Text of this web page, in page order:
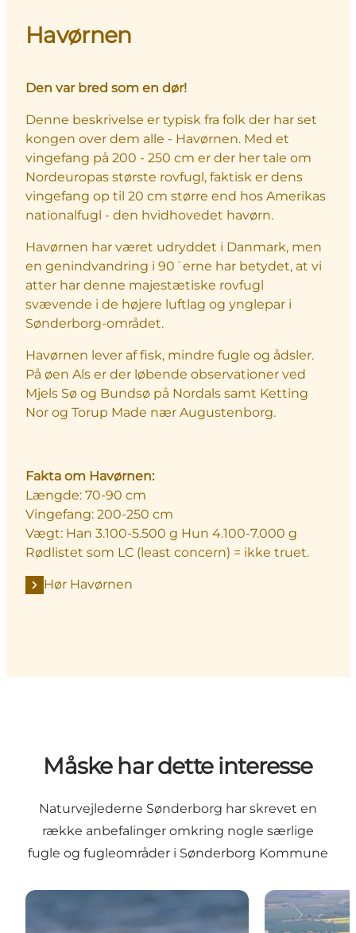
Havørnen
Den var bred som en dør!
Denne beskrivelse er typisk fra folk der har set
kongen over dem alle - Havørnen. Med et
vingefang på 200 - 250 cm er der her tale om
Nordeuropas største rovfugl, faktisk er dens
vingefang op til 20 cm større end hos Amerikas
nationalfugl - den hvidhovedet havørn.
Havørnen har været udryddet i Danmark, men
en genindvandring i 90´erne har betydet, at vi
atter har denne majestætiske rovfugl
svævende i de højere luftlag og ynglepar i
Sønderborg-området.
Havørnen lever af fisk, mindre fugle og ådsler.
På øen Als er der løbende observationer ved
Mjels Sø og Bundsø på Nordals samt Ketting
Nor og Torup Made nær Augustenborg.
Fakta om Havørnen:
Længde: 70-90 cm
Vingefang: 200-250 cm
Vægt: Han 3.100-5.500 g Hun 4.100-7.000 g
Rødlistet som LC (least concern) = ikke truet.
Hør Havørnen
Måske har dette interesse
Naturvejlederne Sønderborg har skrevet en
række anbefalinger omkring nogle særlige
fugle og fugleområder i Sønderborg Kommune
Stor Skallesluger Nattergalen